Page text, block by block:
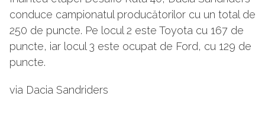
conduce campionatul producătorilor cu un total de
250 de puncte. Pe locul 2 este Toyota cu 167 de
puncte, iar locul 3 este ocupat de Ford, cu 129 de
puncte.
via Dacia Sandriders